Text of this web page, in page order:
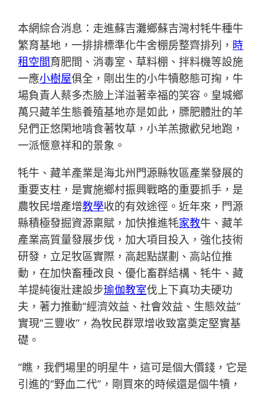
本網綜合消息：走進蘇吉灘鄉蘇吉灣村牦牛種牛
繁育基地，一排排標準化牛舍棚房整齊排列， 時
租空間育肥間、消毒室、草料棚、拌料機等設施
一應小樹屋俱全，剛出生的小牛犢憨態可掬，牛
場負責人蔡多杰臉上洋溢著幸福的笑容。皇城鄉
萬只藏羊生態養殖基地亦是如此，膘肥體壯的羊
兒們正悠閑地啃食著牧草，小羊羔撒歡兒地跑，
一派愜意祥和的景象。
牦牛、藏羊產業是海北州門源縣牧區產業發展的
重要支柱，是實施鄉村振興戰略的重要抓手，是
農牧民增產增教學收的有效途徑。近年來，門源
縣積極發掘資源稟賦，加快推進牦家教牛、藏羊
產業高質量發展步伐，加大項目投入，強化技術
研發，立足牧區實際，高起點謀劃、高站位推
動，在加快畜種改良、優化畜群結構、牦牛、藏
羊提純復壯建設步瑜伽教室伐上下真功夫硬功
夫，著力推動“經濟效益、社會效益、生態效益”
實現“三豐收”，為牧民群眾增收致富奠定堅實基
礎。
“瞧，我們場里的明星牛，這可是個大價錢，它是
引進的“野血二代”，剛買來的時候還是個牛犢，